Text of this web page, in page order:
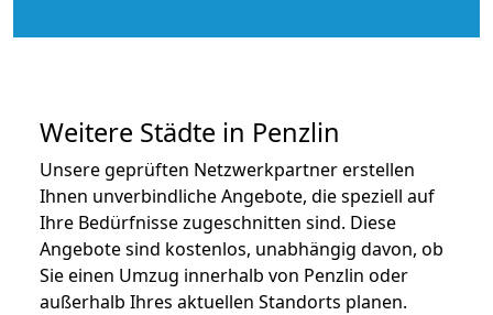
Weitere Städte in Penzlin
Unsere geprüften Netzwerkpartner erstellen
Ihnen unverbindliche Angebote, die speziell auf
Ihre Bedürfnisse zugeschnitten sind. Diese
Angebote sind kostenlos, unabhängig davon, ob
Sie einen Umzug innerhalb von Penzlin oder
außerhalb Ihres aktuellen Standorts planen.